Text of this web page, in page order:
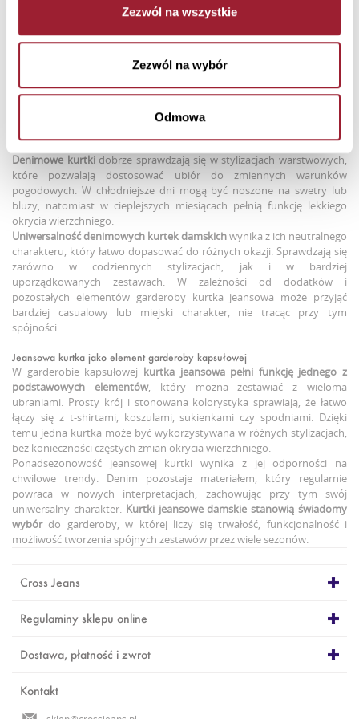
Zezwól na wszystkie
Zezwól na wybór
Odmowa
W nowoczesnych stylizacjach miejskich krótkie kurtki jeansowe
często pojawiają się jako element przełamujący klasyczne
zestawy. Można je łączyć zarówno z prostymi sukienkami, jak i z
https://crossjeans.pl/ona/jeansy-damskie/boyfriend,
jednocześnie swobodne kompozycje. Dzięki temu krótka kurtka
jeansowa staje się praktycznym dodatkiem, który łatwo dopasować
Denimowe kurtki damskie w wersji całorocznej
Denimowe kurtkidobrze sprawdzają się w stylizacjach warstwowych,
które pozwalają dostosować ubiór do zmiennych warunków
pogodowych. W chłodniejsze dni mogą być noszone na swetry lub
bluzy, natomiast w cieplejszych miesiącach pełnią funkcję lekkiego
okrycia wierzchniego.
Uniwersalność denimowych kurtek damskichwynika z ich neutralnego
charakteru, który łatwo dopasować do różnych okazji. Sprawdzają się
zarówno w codziennych stylizacjach, jak i w bardziej
uporządkowanych zestawach. W zależności od dodatków i
pozostałych elementów garderoby kurtka jeansowa może przyjąć
bardziej casualowy lub miejski charakter, nie tracąc przy tym
spójności.
Jeansowa kurtka jako element garderoby kapsułowej
W garderobie kapsułowej kurtka jeansowa pełni funkcję jednego z
podstawowych elementów, który można zestawiać z wieloma
ubraniami. Prosty krój i stonowana kolorystyka sprawiają, że łatwo
łączy się z t-shirtami, koszulami, sukienkami czy spodniami. Dzięki
temu jedna kurtka może być wykorzystywana w różnych stylizacjach,
bez konieczności częstych zmian okrycia wierzchniego.
Ponadsezonowość jeansowej kurtki wynika z jej odporności na
chwilowe trendy. Denim pozostaje materiałem, który regularnie
powraca w nowych interpretacjach, zachowując przy tym swój
uniwersalny charakter. Kurtki jeansowe damskie stanowią świadomy
wybórdo garderoby, w której liczy się trwałość, funkcjonalność i
możliwość tworzenia spójnych zestawów przez wiele sezonów.
Cross Jeans
Regulaminy sklepu online
Dostawa, płatność i zwrot
Kontakt